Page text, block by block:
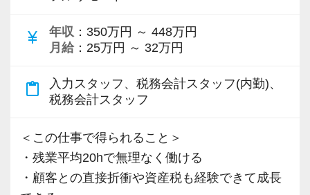
Q. 当事務所を選んだ理由は？
A. 幅広い業務を経験できる点に魅力を感じ、入
所を決めました。
A. さまざまな業務を任せてもらえるので、以前
より成長スピードが上がったと感じています。
currency_yen 年収 ：350万円 ～ 448万円
月給 ：25万円 ～ 32万円
content_paste
入力スタッフ、税務会計スタッフ(内勤)、
税務会計スタッフ
＜この仕事で得られること＞
・残業平均20hで無理なく働ける
・顧客との直接折衝や資産税も経験できて成長